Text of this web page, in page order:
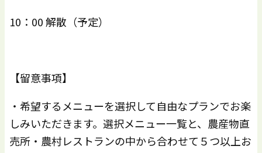
10：00 解散（予定）
【留意事項】
・希望するメニューを選択して自由なプランでお楽
しみいただきます。選択メニュー一覧と、農産物直
売所・農村レストランの中から合わせて５つ以上お